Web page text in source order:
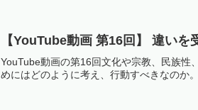
【YouTube動画 第16回】 違いを
YouTube動画の第16回文化や宗教、民族性
めにはどのように考え、行動すべきなのか。